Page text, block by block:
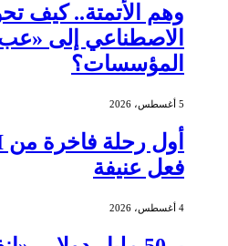
وهم الأتمتة.. كيف
الاصطناعي إلى
المؤسسات؟
5 أغسطس، 2026
فعل عنيفة
4 أغسطس، 2026